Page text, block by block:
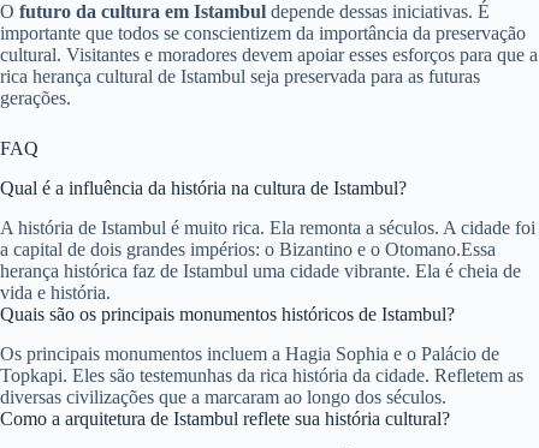
O futuro da cultura em Istambul depende dessas iniciativas. É
importante que todos se conscientizem da importância da preservação
cultural. Visitantes e moradores devem apoiar esses esforços para que a
rica herança cultural de Istambul seja preservada para as futuras
gerações.
FAQ
Qual é a influência da história na cultura de Istambul?
A história de Istambul é muito rica. Ela remonta a séculos. A cidade foi
a capital de dois grandes impérios: o Bizantino e o Otomano.Essa
herança histórica faz de Istambul uma cidade vibrante. Ela é cheia de
vida e história.
Quais são os principais monumentos históricos de Istambul?
Os principais monumentos incluem a Hagia Sophia e o Palácio de
Topkapi. Eles são testemunhas da rica história da cidade. Refletem as
diversas civilizações que a marcaram ao longo dos séculos.
Como a arquitetura de Istambul reflete sua história cultural?